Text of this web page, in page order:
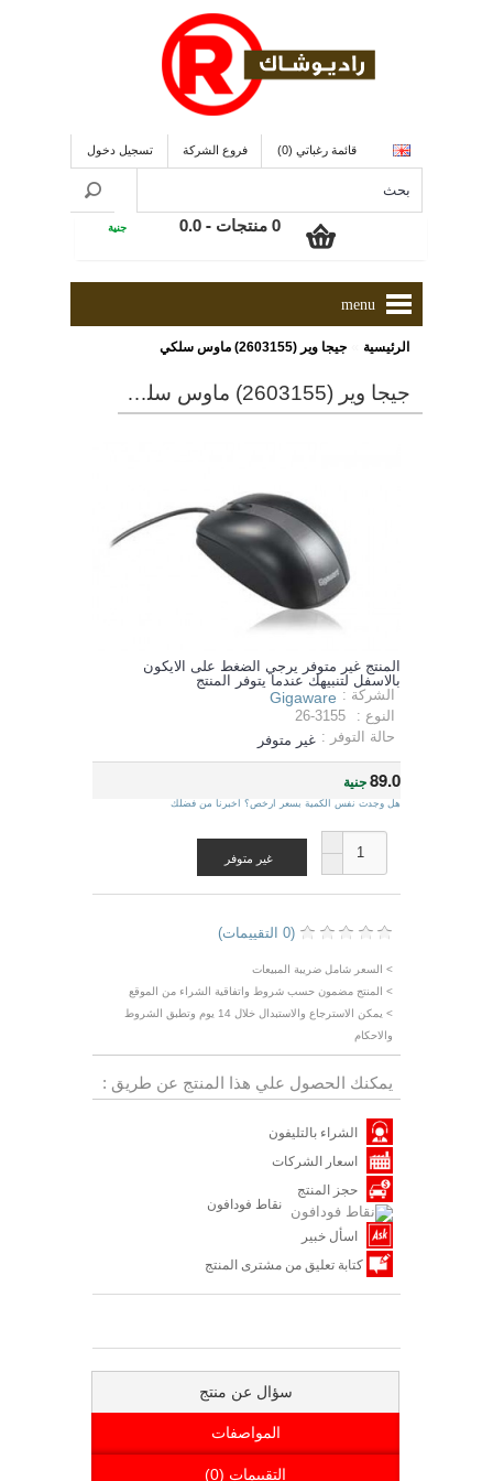
قائمة رغباتي (0) فروع الشركة تسجيل دخول
0 منتجات - 0.0 جنية
menu
الرئيسية جيجا وير (2603155) ماوس سلكي
جيجا وير (2603155) ماوس سلكي
المنتج غير متوفر يرجي الضغط على الايكون
بالاسفل لتنبيهك عندما يتوفر المنتج
الشركة : Gigaware
النوع :
26-3155
حالة التوفر : غير متوفر
89.0جنية
هل وجدت نفس الكمية بسعر ارخص؟ اخبرنا من فضلك
غير متوفر
(0 التقييمات)
> السعر شامل ضريبة المبيعات
> المنتج مضمون حسب شروط واتفاقية الشراء من الموقع
> يمكن الاسترجاع والاستبدال خلال 14 يوم وتطبق الشروط
والاحكام
يمكنك الحصول علي هذا المنتج عن طريق :
الشراء بالتليفون
اسعار الشركات
حجز المنتج
نقاط فودافون
اسأل خبير
كتابة تعليق من مشترى المنتج
سؤال عن منتج
المواصفات
التقييمات (0)